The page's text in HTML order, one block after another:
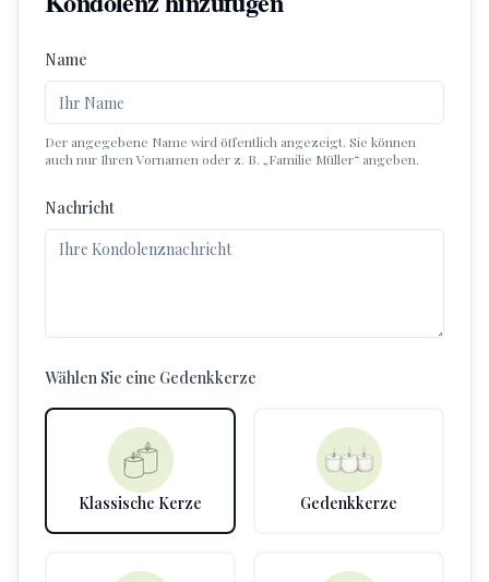
Name
Der angegebene Name wird öffentlich angezeigt. Sie können
auch nur Ihren Vornamen oder z. B. „Familie Müller“ angeben.
Nachricht
Wählen Sie eine Gedenkkerze
Klassische Kerze Gedenkkerze